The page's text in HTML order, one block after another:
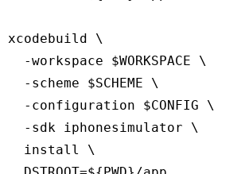
xcodebuild \
  -workspace $WORKSPACE \
  -scheme $SCHEME \
  -configuration $CONFIG \
  -sdk iphonesimulator \
  install \